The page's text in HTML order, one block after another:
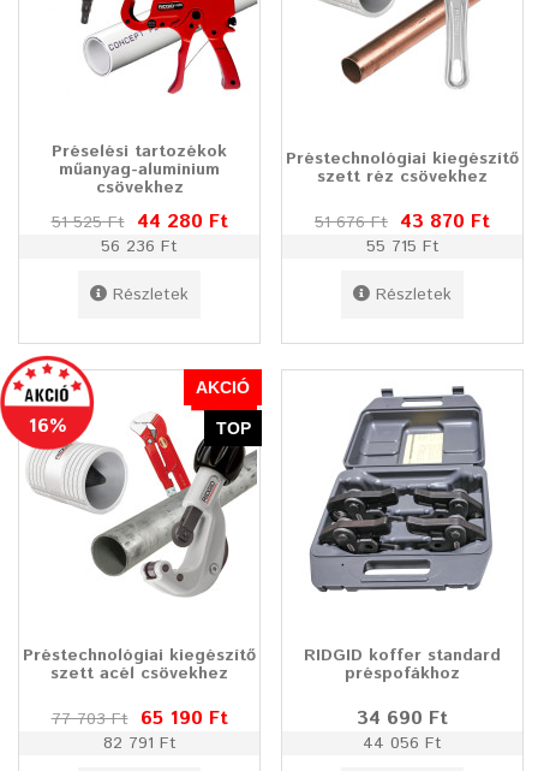
Préselési tartozékok
műanyag-alumínium
csövekhez
51 525 Ft 44 280 Ft
56 236 Ft
Részletek
Préstechnológiai kiegészítő
szett réz csövekhez
51 676 Ft 43 870 Ft
55 715 Ft
Részletek
16%
AKCIÓ
TOP
Préstechnológiai kiegészítő
szett acél csövekhez
77 703 Ft 65 190 Ft
82 791 Ft
RIDGID koffer standard
préspofákhoz
34 690 Ft
44 056 Ft